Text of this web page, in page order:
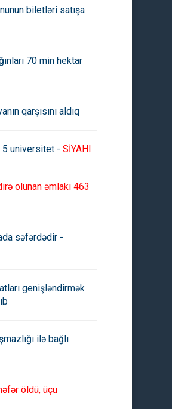
biletləri satışa
70 min hektar
qarşısını aldıq
universitet - SİYAHI
olunan əmlakı 463
səfərdədir -
genişləndirmək
ilə bağlı
öldü, üçü